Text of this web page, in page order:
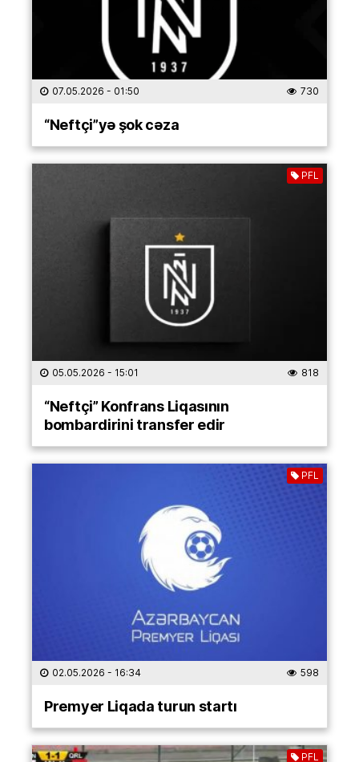
07.05.2026 - 01:50 730
“Neftçi”yə şok cəza
PFL
05.05.2026 - 15:01 818
“Neftçi” Konfrans Liqasının
bombardirini transfer edir
PFL
02.05.2026 - 16:34 598
Premyer Liqada turun startı
PFL